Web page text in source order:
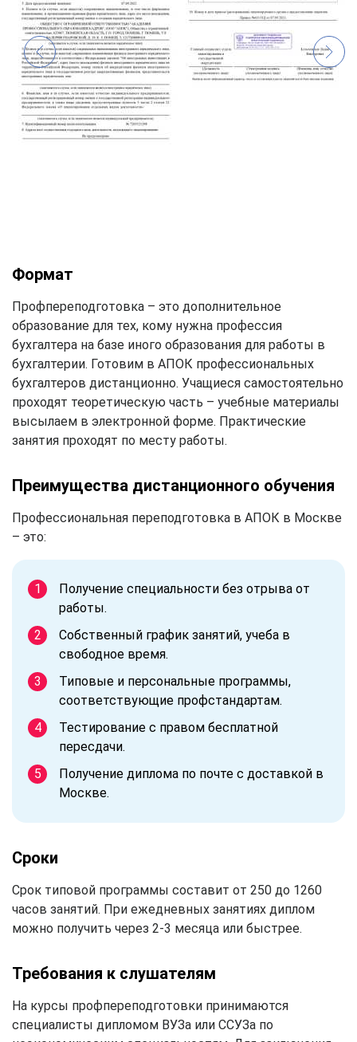
Формат
Профпереподготовка – это дополнительное
образование для тех, кому нужна профессия
бухгалтера на базе иного образования для работы в
бухгалтерии. Готовим в АПОК профессиональных
бухгалтеров дистанционно. Учащиеся самостоятельно
проходят теоретическую часть – учебные материалы
высылаем в электронной форме. Практические
занятия проходят по месту работы.
Преимущества дистанционного обучения
Профессиональная переподготовка в АПОК в Москве
– это:
Получение специальности без отрыва от
работы.
Собственный график занятий, учеба в
свободное время.
Типовые и персональные программы,
соответствующие профстандартам.
Тестирование с правом бесплатной
пересдачи.
Получение диплома по почте с доставкой в
Москве.
Сроки
Срок типовой программы составит от 250 до 1260
часов занятий. При ежедневных занятиях диплом
можно получить через 2-3 месяца или быстрее.
Требования к слушателям
На курсы профпереподготовки принимаются
специалисты дипломом ВУЗа или ССУЗа по